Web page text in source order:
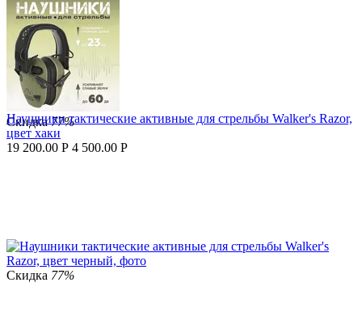
Скидка77%
Наушники тактические активные для стрельбы Walker's Razor,
цвет хаки
19 200.00 Р 4 500.00 Р
Скидка 77%